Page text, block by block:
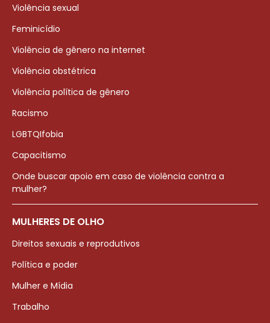
Violência sexual
Feminicídio
Violência de gênero na internet
Violência obstétrica
Violência política de gênero
Racismo
LGBTQIfobia
Capacitismo
Onde buscar apoio em caso de violência contra a
mulher?
MULHERES DE OLHO
Direitos sexuais e reprodutivos
Política e poder
Mulher e Mídia
Trabalho